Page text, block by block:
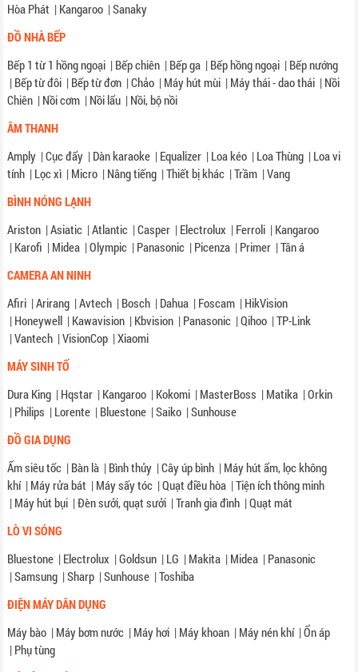
Hòa Phát | Kangaroo |Sanaky
ĐỒ NHÀ BẾP
Bếp 1 từ 1 hồng ngoại | Bếp chiên | Bếp ga | Bếp hồng ngoại | Bếp nướng
| Bếp từ đôi | Bếp từ đơn |Chảo | Máy hút mùi | Máy thái - dao thái | Nồi
Chiên | Nồi cơm | Nồi lẩu | Nồi, bộ nồi
ÂM THANH
Amply |Cục đẩy | Dàn karaoke | Equalizer | Loa kéo | Loa Thùng | Loa vi
tính | Lọc xì | Micro | Nâng tiếng |Thiết bị khác |Trầm |Vang
BÌNH NÓNG LẠNH
Ariston |Asiatic |Atlantic |Casper | Electrolux | Ferroli | Kangaroo
| Karofi | Midea |Olympic | Panasonic | Picenza | Primer |Tân á
CAMERA AN NINH
Afiri |Arirang |Avtech | Bosch | Dahua | Foscam | HikVision
| Honeywell | Kawavision | Kbvision | Panasonic |Qihoo |TP-Link
|Vantech |VisionCop |Xiaomi
MÁY SINH TỐ
Dura King | Hqstar | Kangaroo | Kokomi | MasterBoss | Matika |Orkin
| Philips | Lorente | Bluestone |Saiko |Sunhouse
ĐỒ GIA DỤNG
Ấm siêu tốc | Bàn là | Bình thủy |Cây úp bình | Máy hút ẩm, lọc không
khí | Máy rửa bát | Máy sấy tóc |Quạt điều hòa |Tiện ích thông minh
| Máy hút bụi |Đèn sưởi, quạt sưởi |Tranh gia đình |Quạt mát
LÒ VI SÓNG
Bluestone | Electrolux |Goldsun | LG | Makita | Midea | Panasonic
|Samsung |Sharp |Sunhouse |Toshiba
ĐIỆN MÁY DÂN DỤNG
Máy bào | Máy bơm nước | Máy hơi | Máy khoan | Máy nén khí |Ổn áp
| Phụ tùng